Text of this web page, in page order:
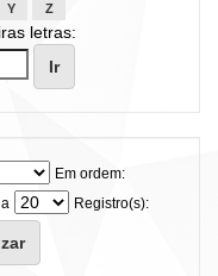
Y Z
letras:
Em ordem:
Registro(s):